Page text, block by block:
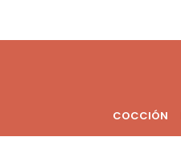
COCCIÓN